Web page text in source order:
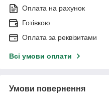
Оплата на рахунок
Готівкою
Оплата за реквізитами
Всі умови оплати
Умови повернення